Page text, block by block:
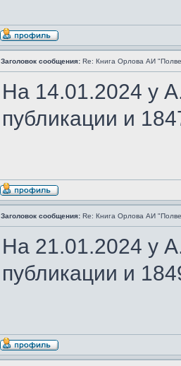
Заголовок сообщения: Re: Книга Орлова АИ
На 14.01.2024 у
публикации и
Заголовок сообщения: Re: Книга Орлова АИ
На 21.01.2024 у
публикации и